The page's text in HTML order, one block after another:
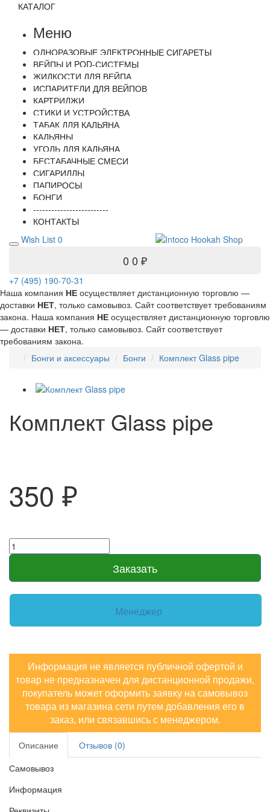
КАТАЛОГ
Меню
ОДНОРАЗОВЫЕ ЭЛЕКТРОННЫЕ СИГАРЕТЫ
ВЕЙПЫ И POD-СИСТЕМЫ
ЖИДКОСТИ ДЛЯ ВЕЙПА
ИСПАРИТЕЛИ ДЛЯ ВЕЙПОВ
КАРТРИДЖИ
СТИКИ И УСТРОЙСТВА
ТАБАК ДЛЯ КАЛЬЯНА
КАЛЬЯНЫ
УГОЛЬ ДЛЯ КАЛЬЯНА
БЕСТАБАЧНЫЕ СМЕСИ
СИГАРИЛЛЫ
ПАПИРОСЫ
БОНГИ
-------------------------
КОНТАКТЫ
Wish List 0
0 0 ₽
+7 (495) 190-70-31
Наша компания НЕ осуществляет дистанционную торговлю —
доставки НЕТ, только самовывоз. Сайт соответствует требованиям
закона. Наша компания НЕ осуществляет дистанционную торговлю
— доставки НЕТ, только самовывоз. Сайт соответствует
требованиям закона.
Бонги и аксессуары
Бонги Комплект Glass pipe
Комплект Glass pipe
350 ₽
Заказать
Менеджер
Информация не является публичной офертой и
товар не предназначен для дистанционной продажи,
покупатель может оформить заявку на самовывоз
товара из магазина сети путем добавления его в
заказ, или связавшись с менеджером.
Описание
Отзывов (0)
Самовывоз
Информация